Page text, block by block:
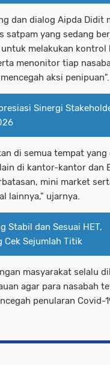
dan dialog Aipda Didit
satpam yang sedang
melakukan kontrol
menonitor tiap
aksi penipuan".
Sinergi
di semua tempat yang
di kantor-kantor dan
mini market
lainnya," ujarnya.
Stabil dan Sesuai HET,
Cek Sejumlah Titik
masyarakat selalu
agar para nasabah
penularan Covid-